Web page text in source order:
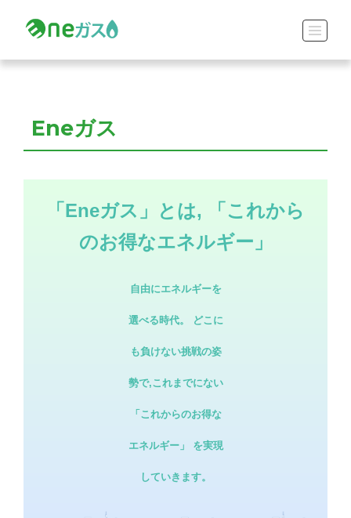
Eneガス
「Eneガス」とは, 「これから
のお得なエネルギー」
自由にエネルギーを
選べる時代。 どこに
も負けない挑戦の姿
勢で,これまでにない
「これからのお得な
エネルギー」 を実現
していきます。